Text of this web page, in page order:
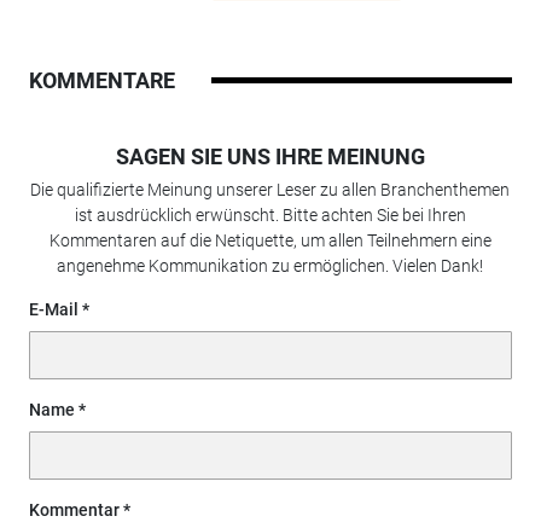
KOMMENTARE
SAGEN SIE UNS IHRE MEINUNG
Die qualifizierte Meinung unserer Leser zu allen Branchenthemen
ist ausdrücklich erwünscht. Bitte achten Sie bei Ihren
Kommentaren auf die Netiquette, um allen Teilnehmern eine
angenehme Kommunikation zu ermöglichen. Vielen Dank!
E-Mail
Name
Kommentar